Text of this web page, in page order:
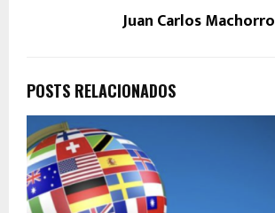
Juan Carlos Machorro
POSTS RELACIONADOS